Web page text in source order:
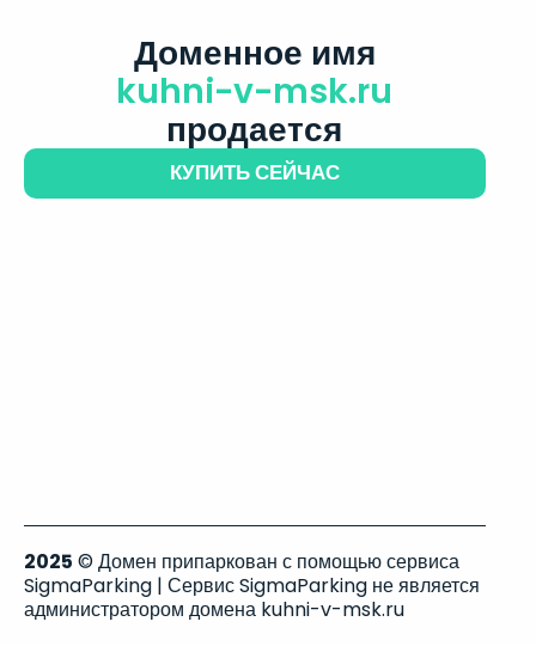
Доменное имя
kuhni-v-msk.ru
продается
КУПИТЬ СЕЙЧАС
2025 © Домен припаркован с помощью сервиса
SigmaParking | Сервис SigmaParking не является
администратором домена kuhni-v-msk.ru